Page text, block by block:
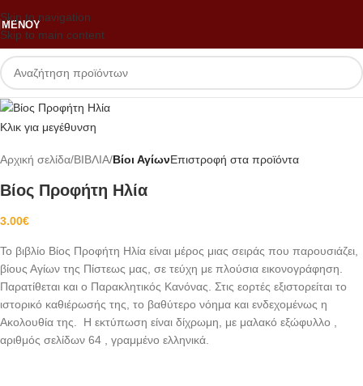
Skip to navigation
Skip to main content
ΜΕΝΟΎ
Κλικ για μεγέθυνση
Αρχική σελίδα ΒΙΒΛΙΑ Βίοι ΑγίωνΕπιστροφή στα προϊόντα
Βίος Προφήτη Ηλία
3.00€
Το βιβλίο Βίος Προφήτη Ηλία είναι μέρος μιας σειράς που παρουσιάζει,
βίους Αγίων της Πίστεως μας, σε τεύχη με πλούσια εικονογράφηση.
Παρατίθεται και ο Παρακλητικός Κανόνας. Στις εορτές εξιστορείται το
ιστορικό καθιέρωσής της, το βαθύτερο νόημα και ενδεχομένως η
Ακολουθία της. Η εκτύπωση είναι δίχρωμη, με μαλακό εξώφυλλο ,
αριθμός σελίδων 64 , γραμμένο ελληνικά.